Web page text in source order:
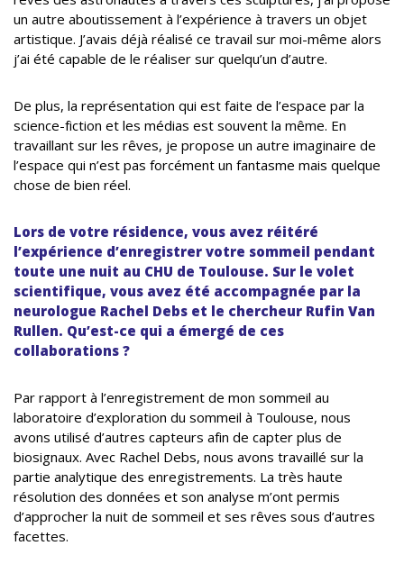
un autre aboutissement à l’expérience à travers un objet
artistique. J’avais déjà réalisé ce travail sur moi-même alors
j’ai été capable de le réaliser sur quelqu’un d’autre.
De plus, la représentation qui est faite de l’espace par la
science-fiction et les médias est souvent la même. En
travaillant sur les rêves, je propose un autre imaginaire de
l’espace qui n’est pas forcément un fantasme mais quelque
chose de bien réel.
Lors de votre résidence, vous avez réitéré
l’expérience d’enregistrer votre sommeil pendant
toute une nuit au CHU de Toulouse. Sur le volet
scientifique, vous avez été accompagnée par la
neurologue Rachel Debs et le chercheur Rufin Van
Rullen. Qu’est-ce qui a émergé de ces
collaborations ?
Par rapport à l’enregistrement de mon sommeil au
laboratoire d’exploration du sommeil à Toulouse, nous
avons utilisé d’autres capteurs afin de capter plus de
biosignaux. Avec Rachel Debs, nous avons travaillé sur la
partie analytique des enregistrements. La très haute
résolution des données et son analyse m’ont permis
d’approcher la nuit de sommeil et ses rêves sous d’autres
facettes.